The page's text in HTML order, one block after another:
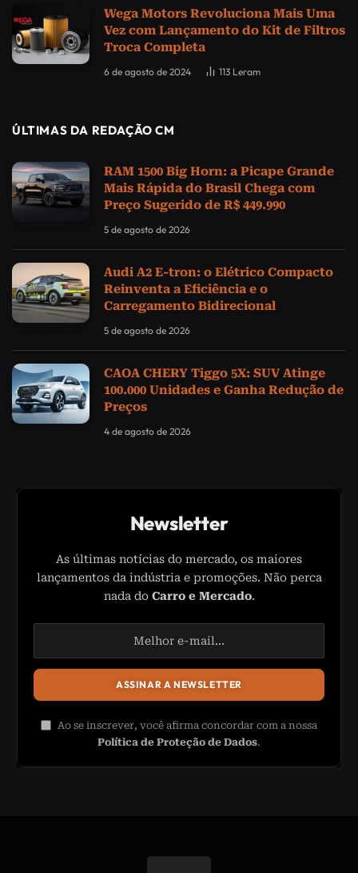
Wega Motors Revoluciona Mais Uma
Vez com Lançamento do Kit de Filtros
Troca Completa
6 de agosto de 2024 113 Leram
ÚLTIMAS DA REDAÇÃO CM
RAM 1500 Big Horn: a Picape Grande
Mais Rápida do Brasil Chega com
Preço Sugerido de R$ 449.990
5 de agosto de 2026
Audi A2 E-tron: o Elétrico Compacto
Reinventa a Eficiência e o
Carregamento Bidirecional
5 de agosto de 2026
CAOA CHERY Tiggo 5X: SUV Atinge
100.000 Unidades e Ganha Redução de
Preços
4 de agosto de 2026
Newsletter
As últimas notícias do mercado, os maiores
lançamentos da indústria e promoções. Não perca
nada do Carro e Mercado.
Ao se inscrever, você afirma concordar com a nossa
Política de Proteção de Dados.